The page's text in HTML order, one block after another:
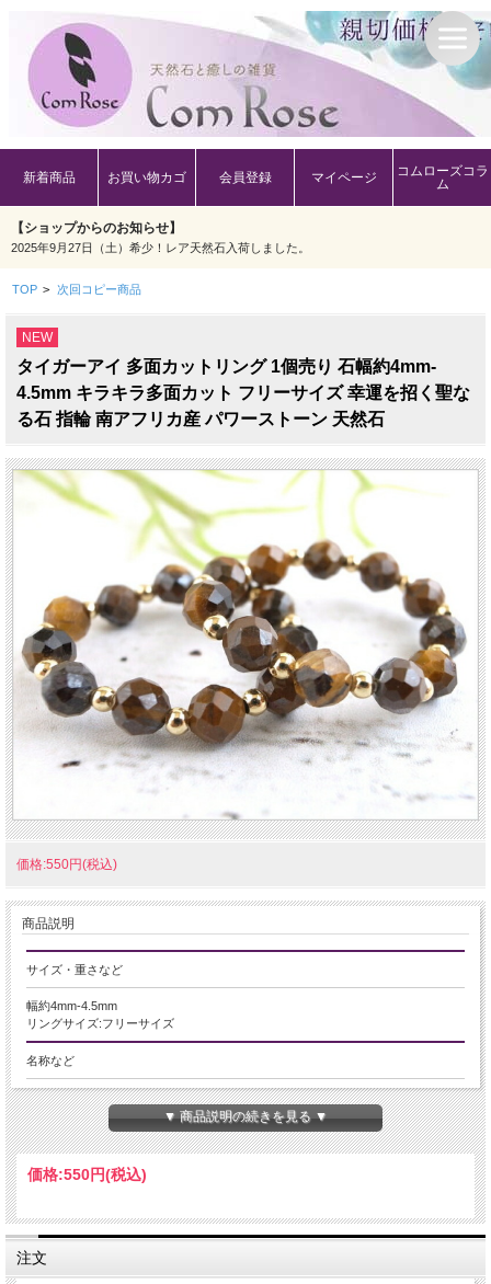
新着商品 お買い物カゴ 会員登録 マイページ
コムローズコラ
ム
【ショップからのお知らせ】
2025年9月27日（土）希少！レア天然石入荷しました。
TOP > 次回コピー商品
NEW
タイガーアイ 多面カットリング 1個売り 石幅約4mm-
4.5mm キラキラ多面カット フリーサイズ 幸運を招く聖な
る石 指輪 南アフリカ産 パワーストーン 天然石
価格:550円(税込)
商品説明
サイズ・重さなど
幅約4mm-4.5mm
リングサイズ:フリーサイズ
名称など
タイガーアイ【虎目石】
商品説明
独特の美しい縞模様と、光の角度によって艶やかな輝きを放つタイガーアイのカ
ットリングが入荷しました！
ダークブラウンから温かみのあるハニーゴールドまで、一粒ごとに異なるアース
カラーのグラデーションが魅力。
多面カットが施されているため、手元を動かすたびにタイガーアイ特有のシャー
▼ 商品説明の続きを見る ▼
価格:550円(税込)
注文